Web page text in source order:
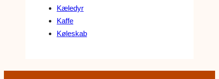
Kæledyr
Kaffe
Køleskab